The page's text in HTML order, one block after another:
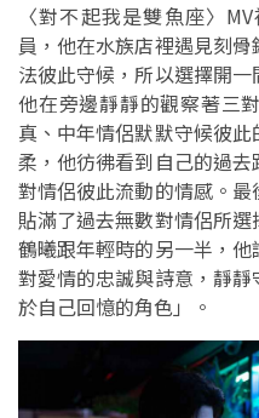
〈對不起我是雙魚座〉
員，他在水族店裡遇見刻
法彼此守候，所以選擇開
他在旁邊靜靜的觀察著三
真、中年情侶默默守候彼
柔，他彷彿看到自己的過
對情侶彼此流動的情感。
貼滿了過去無數對情侶所
鶴曦跟年輕時的另一半，
對愛情的忠誠與詩意，靜
於自己回憶的角色」。